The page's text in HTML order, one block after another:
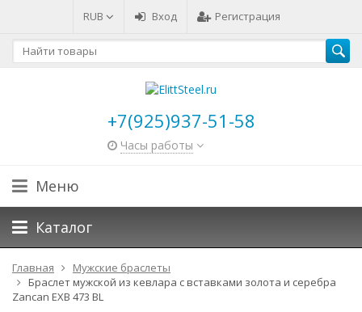
RUB Вход Регистрация
+7(925)937-51-58
Часы работы
Меню
Каталог
Главная
Мужские браслеты
Браслет мужской из кевлара с вставками золота и серебра
Zancan EXB 473 BL